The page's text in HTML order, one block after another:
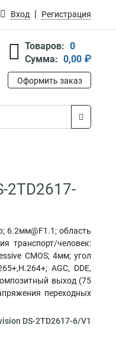
Вход Регистрация
Товаров: 0
Сумма: 0,00 ₽
Оформить заказ
2TD2617-
6.2мм@F1.1; область
транспорт/человек:
CMOS; 4мм; угол
AGC, DDE,
выход (75
переходных
DS-2TD2617-6/V1